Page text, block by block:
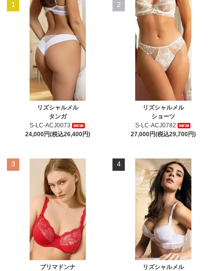
1
リズシャルメル
タンガ
S-LC-ACJ0073
24,000円(税込26,400円)
2
リズシャルメル
ショーツ
S-LC-ACJ0782
27,000円(税込29,700円)
3
プリマドンナ
4
リズシャルメル